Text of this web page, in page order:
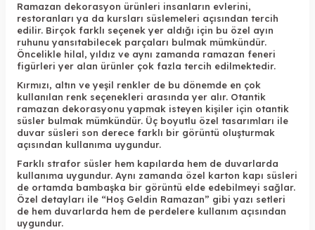
Ramazan dekorasyon ürünleri insanların evlerini,
restoranları ya da kursları süslemeleri açısından tercih
edilir. Birçok farklı seçenek yer aldığı için bu özel ayın
ruhunu yansıtabilecek parçaları bulmak mümkündür.
Öncelikle hilal, yıldız ve aynı zamanda ramazan feneri
figürleri yer alan ürünler çok fazla tercih edilmektedir.
Kırmızı, altın ve yeşil renkler de bu dönemde en çok
kullanılan renk seçenekleri arasında yer alır. Otantik
ramazan dekorasyonu yapmak isteyen kişiler için otantik
süsler bulmak mümkündür. Üç boyutlu özel tasarımları ile
duvar süsleri son derece farklı bir görüntü oluşturmak
açısından kullanıma uygundur.
Farklı strafor süsler hem kapılarda hem de duvarlarda
kullanıma uygundur. Aynı zamanda özel karton kapı süsleri
de ortamda bambaşka bir görüntü elde edebilmeyi sağlar.
Özel detayları ile “Hoş Geldin Ramazan” gibi yazı setleri
de hem duvarlarda hem de perdelere kullanım açısından
uygundur.